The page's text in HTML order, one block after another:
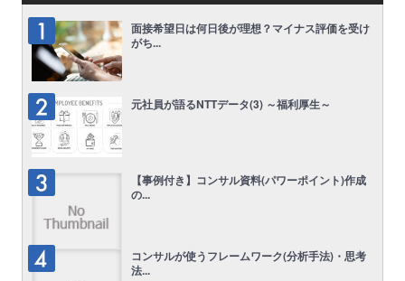
面接希望日は何日後が理想？マイナス評価を受け
がち...
元社員が語るNTTデータ(3) ～福利厚生～
【事例付き】コンサル資料(パワーポイント)作成
の...
コンサルが使うフレームワーク(分析手法)・思考
法...